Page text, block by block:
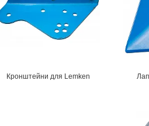
Кронштейни для Lemken